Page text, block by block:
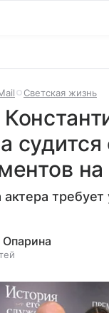
Светская жизнь
на
требует
Опарина